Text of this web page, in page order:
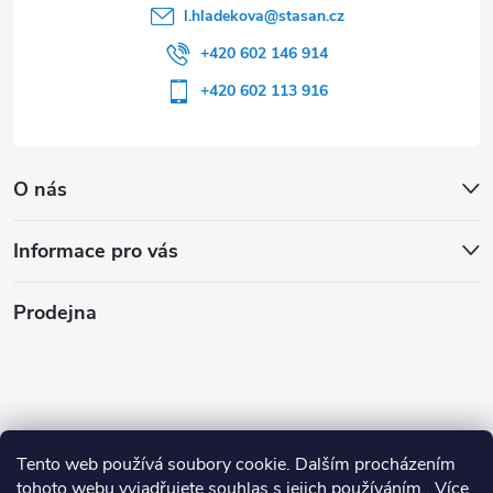
Tento web používá soubory cookie. Dalším procházením
O nás
Informace pro vás
l.hladekova@stasan.cz
+420 602 146 914
+420 602 113 916
Prodejna